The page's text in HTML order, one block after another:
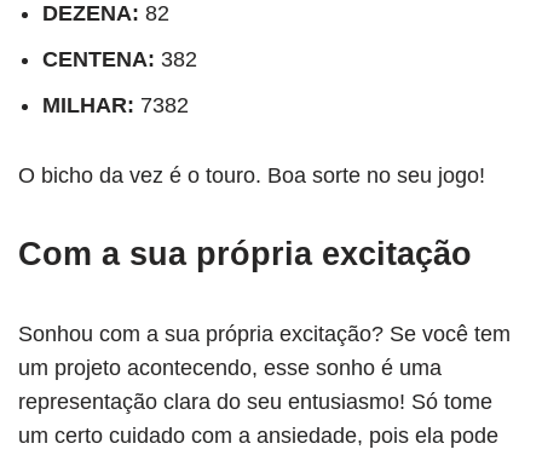
DEZENA: 82
CENTENA: 382
MILHAR: 7382
O bicho da vez é o touro. Boa sorte no seu jogo!
Com a sua própria excitação
Sonhou com a sua própria excitação? Se você tem
um projeto acontecendo, esse sonho é uma
representação clara do seu entusiasmo! Só tome
um certo cuidado com a ansiedade, pois ela pode